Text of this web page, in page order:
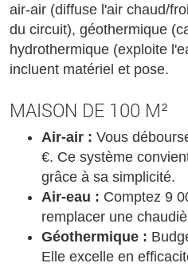
air-air (diffuse l'air chaud/
du circuit), géothermique
hydrothermique (exploite
incluent matériel et pose.
MAISON DE 100 M²
Air-air : Vous
€. Ce système
grâce à sa simplicité.
Air-eau : Comptez 9
remplacer une
Géothermique :
Elle excelle en